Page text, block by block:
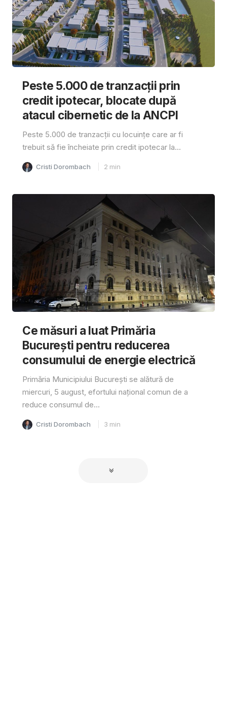
Peste 5.000 de tranzacții prin
credit ipotecar, blocate după
atacul cibernetic de la ANCPI
Peste 5.000 de tranzacții cu locuințe care ar fi
trebuit să fie încheiate prin credit ipotecar la...
Cristi Dorombach 2 min
Ce măsuri a luat Primăria
București pentru reducerea
consumului de energie electrică
Primăria Municipiului București se alătură de
miercuri, 5 august, efortului național comun de a
reduce consumul de...
Cristi Dorombach 3 min